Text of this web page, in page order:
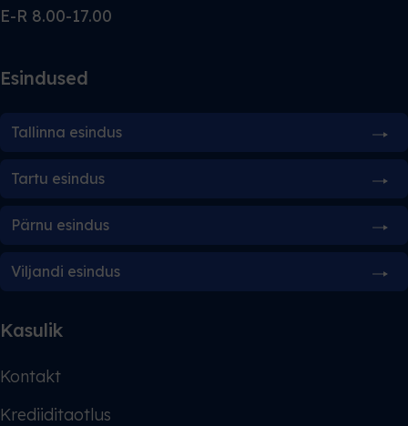
E-R 8.00-17.00
Esindused
Tallinna esindus
Tartu esindus
Pärnu esindus
Viljandi esindus
Kasulik
Kontakt
Krediiditaotlus